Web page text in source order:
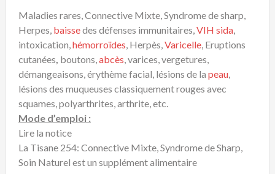
Maladies rares, Connective Mixte, Syndrome de sharp,
Herpes, baissedes défenses immunitaires,VIH sida,
intoxication,hémorroïdes, Herpès,Varicelle, Eruptions
cutanées, boutons,abcès, varices, vergetures,
démangeaisons, érythème facial, lésions de la peau,
lésions des muqueuses classiquement rouges avec
squames, polyarthrites, arthrite, etc.
Mode d’emploi :
Lire la notice
La Tisane 254: Connective Mixte, Syndrome de Sharp,
Soin Naturel est un supplément alimentaire